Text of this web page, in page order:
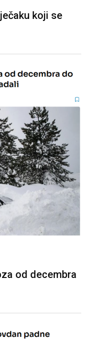
koji se
od decembra